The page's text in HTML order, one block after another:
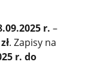
r. –
. Zapisy na
r. do